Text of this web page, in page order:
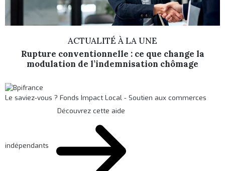
ACTUALITÉ À LA UNE
Rupture conventionnelle : ce que change la
modulation de l’indemnisation chômage
Le saviez-vous ?Fonds Impact Local - Soutien aux commerces
indépendants
Découvrez cette aide